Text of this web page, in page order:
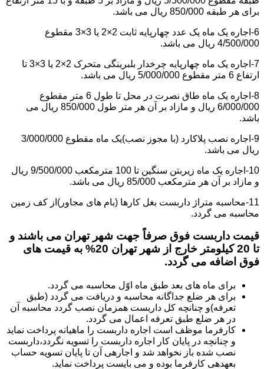
برای هر طبقه 850/000 ریال می باشد.
6-اجاره یک ماه یک عدد چهارپایه ثابت 2×2 یا 3×3 مقطوع
4/500/000 ریال می باشد.
7-اجاره یک ماه چهارپایه چرخدار بلبرینگی متحرک 2×2 یا 3×3 تا
ارتفاع 6 متر مقطوع 5/000/000 ریال می باشد.
8-اجاره یک ماه طاق نصرت در محل تا طول 6 متر مقطوع
6/000/000 ریال و مازاد بر آن هر متر طول 850/000 ریال می
باشد.
9-اجاره نصب پلاکارد (با مجوز نصب)یک ماه مقطوع 3/000/000
ریال می باشد.
10-اجاره یک ماه زیربتن سنگین تا 100 مترمکعب 9/500/000 ریال
و مازاد بر آن هر مترمکعب 85/000 ریال می باشد.
11-محاسبه متراژ داربست بغل کارها (بام های مجاور)از کف زمین
محاسبه می گردد.
قیمت داربست فوق صرفاً جهت شهر تهران می باشند و
تا 20 کیلومتر خارج از شهر تهران 20% به قیمت های
فوق اضافه می گردد.
برای ماه های بعد طبق ماه اوّل محاسبه می گردد.
برای هر ضلع جداگانه محاسبه و دریافت می گردد (طبق
تعرفه)و چنانچه کل داربست همزمان نصب گردد محاسبه آن
در هر ضلع طبق تعرفه اعمال می گردد.
کارفرما موظف است اجاره داربست را ماهیانه پرداخت نماید
و چنانچه در پایان کار اجاره داربست را تسویه نگردد،داربست
نصب شده باز نخواهد شد و اجاره­ی آن تا پایان تسویه حساب
بعهده­ی کارفرما بوده و می بایست پرداخت نماید.